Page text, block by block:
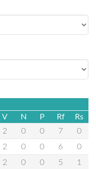
V N P Rf
Rs
2 0 0 7
0
2 0 0 6
0
2 0 0 5
1